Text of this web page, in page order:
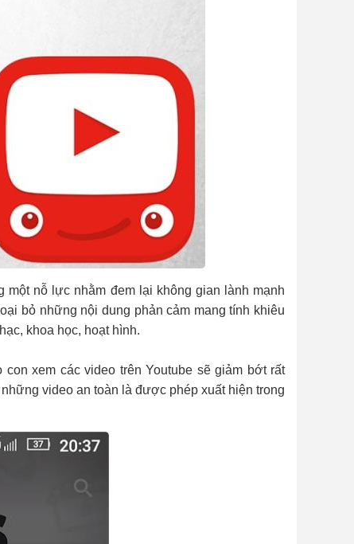
một nỗ lực nhằm đem lại không gian lành mạnh
bỏ những nội dung phản cảm mang tính khiêu
khoa học, hoạt hình.
xem các video trên Youtube sẽ giảm bớt rất
video an toàn là được phép xuất hiện trong